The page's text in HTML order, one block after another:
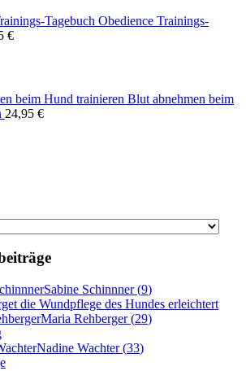
Obedience Trainings-
€
Blut abnehmen beim
24,95 €
Sabine Schinnner(9)
die Wundpflege des Hundes erleichtert
Maria Rehberger(29)
Nadine Wachter(33)